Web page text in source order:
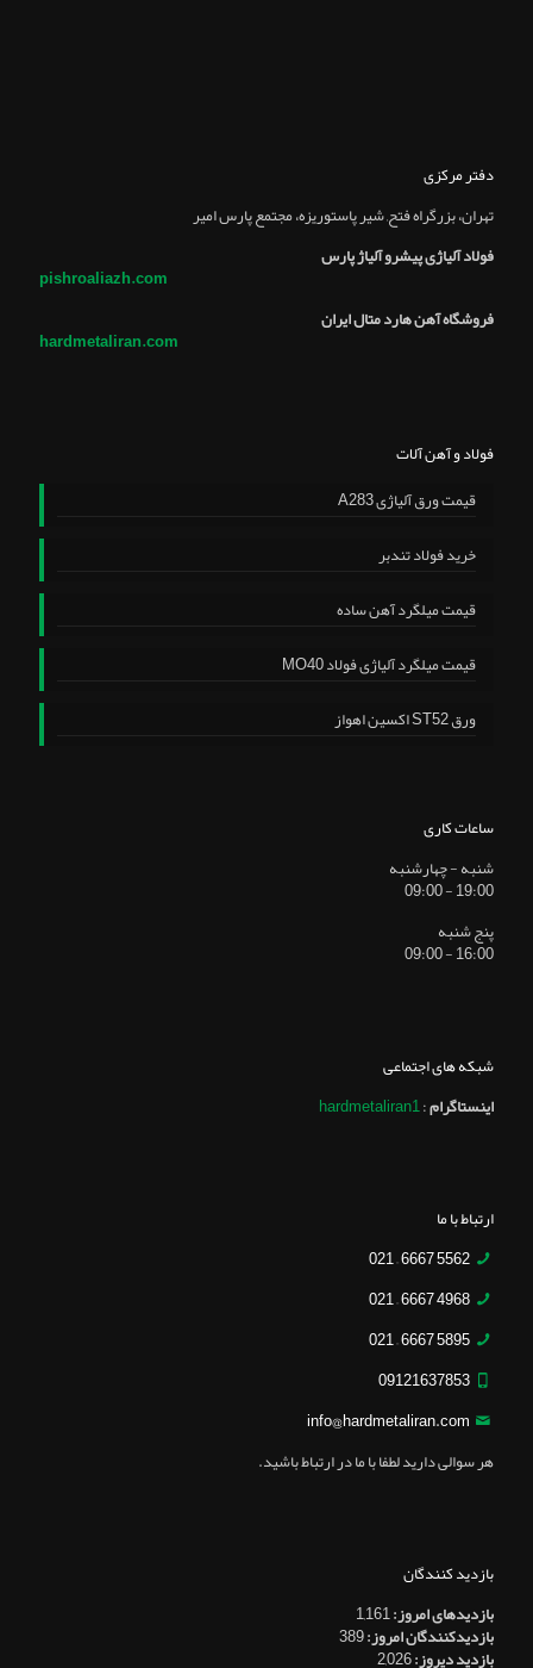
دفتر مرکزی
تهران، بزرگراه فتح, شير پاستوريزه، مجتمع پارس امير
فولاد آلیاژی پیشرو آلیاژ پارس
pishroaliazh.com
فروشگاه آهن هارد متال ایران
hardmetaliran.com
فولاد و آهن آلات
قیمت ورق آلیاژی A283
خرید فولاد تندبر
قیمت میلگرد آهن ساده
قیمت میلگرد آلیاژی فولاد MO40
ورق ST52 اکسین اهواز
ساعات کاری
شنبه - چهارشنبه
19:00 - 09:00
پنج شنبه
16:00 - 09:00
شبکه های اجتماعی
اینستاگرام:
hardmetaliran1
ارتباط با ما
5562 6667 – 021
4968 6667 – 021
5895 6667 – 021
09121637853
info@hardmetaliran.com
هر سوالی دارید لطفا با ما در ارتباط باشید.
بازدید کنندگان
بازدیدهای امروز:1,161
بازدیدکنندگان امروز:389
بازدید دیروز:2,026